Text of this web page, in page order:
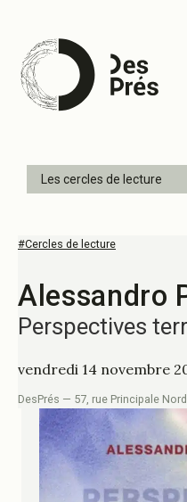
Les cercles de lecture
#Cercles de lecture
Alessandro
Perspectives
vendredi 14 novembre
DesPrés — 57, rue Principale